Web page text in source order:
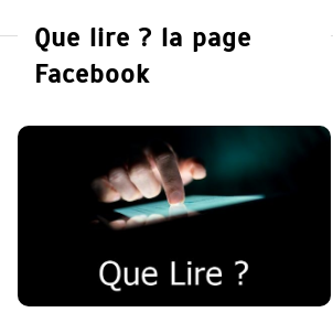
Que lire ? la page
Facebook